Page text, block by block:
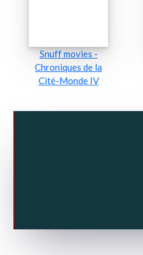
Snuff movies -
Chroniques de la
Cité-Monde IV